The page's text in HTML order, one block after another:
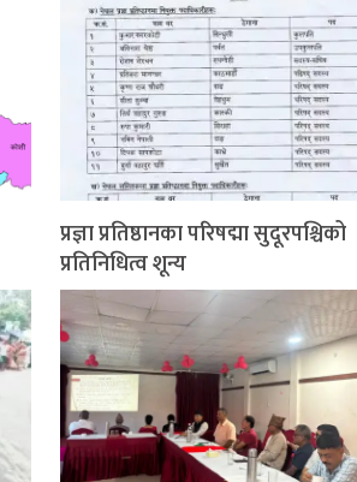
प्रज्ञा प्रतिष्ठानका परिषद्मा सुदूरपश्चिको
प्रतिनिधित्व शून्य